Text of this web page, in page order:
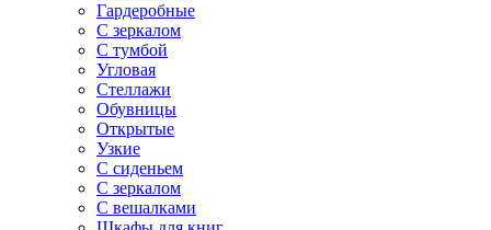
Гардеробные
С зеркалом
С тумбой
Угловая
Стеллажи
Обувницы
Открытые
Узкие
С сиденьем
С зеркалом
С вешалками